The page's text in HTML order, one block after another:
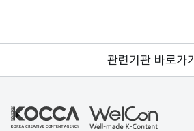
관련기관 바로가기